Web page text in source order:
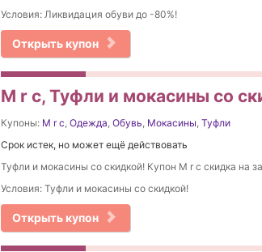
Условия: Ликвидация обуви до -80%!
Открыть купон
M r c, Туфли и мокасины со
Купоны: M r c, Одежда, Обувь, Мокасины, Туфли
Срок истек, но может ещё действовать
Туфли и мокасины со скидкой! Купон M r c скидка на
Условия: Туфли и мокасины со скидкой!
Открыть купон